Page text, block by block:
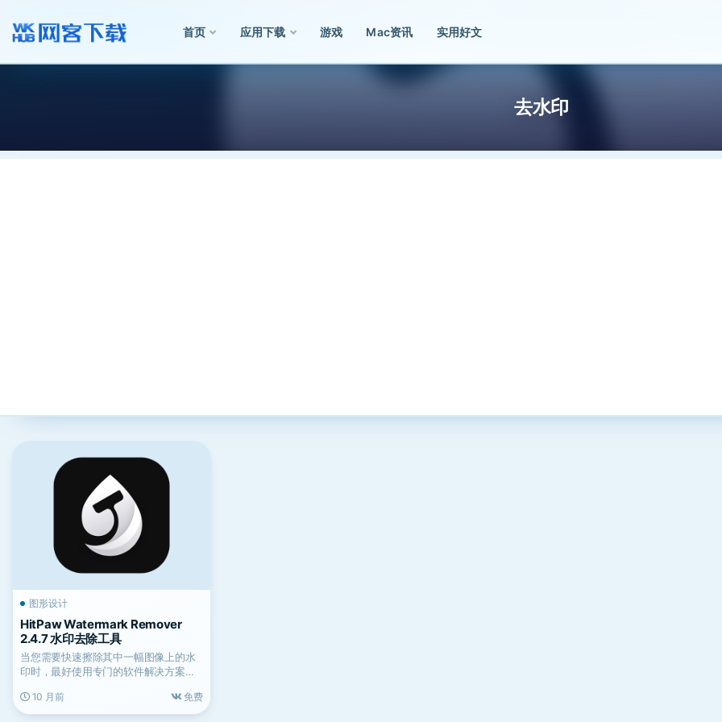
首页 应用下载 游戏 Mac资讯 实用好文
去水印
图形设计
HitPaw Watermark Remover
2.4.7 水印去除工具
当您需要快速擦除其中一幅图像上的水
印时，最好使用专门的软件解决方案，
10 月前
免费